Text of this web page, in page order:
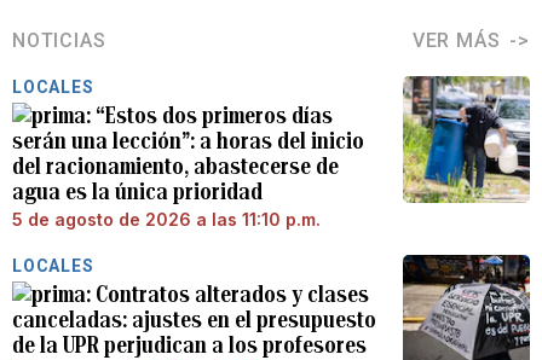
NOTICIAS VER MÁS
LOCALES
“Estos dos primeros días
serán una lección”: a horas del inicio
del racionamiento, abastecerse de
agua es la única prioridad
5 de agosto de 2026 a las 11:10 p.m.
LOCALES
Contratos alterados y clases
canceladas: ajustes en el presupuesto
de la UPR perjudican a los profesores